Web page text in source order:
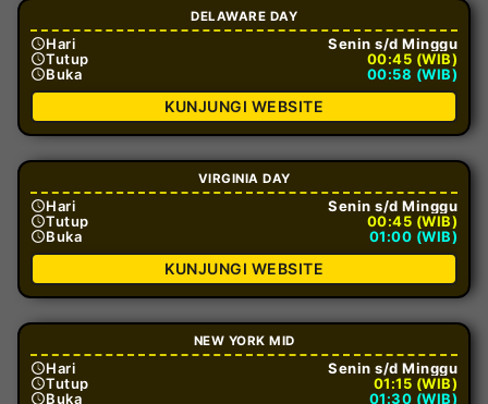
DELAWARE DAY
Hari
Senin s/d Minggu
Tutup
00:45 (WIB)
Buka
00:58 (WIB)
KUNJUNGI WEBSITE
VIRGINIA DAY
Hari
Senin s/d Minggu
Tutup
00:45 (WIB)
Buka
01:00 (WIB)
KUNJUNGI WEBSITE
NEW YORK MID
Hari
Senin s/d Minggu
Tutup
01:15 (WIB)
Buka
01:30 (WIB)